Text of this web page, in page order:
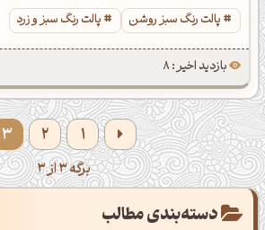
پالت رنگ سبز روشن
پالت رنگ سبز و زرد
بازدید اخیر : 8
1
2
3
برگه 3 از 3
دسته‌بندی مطالب